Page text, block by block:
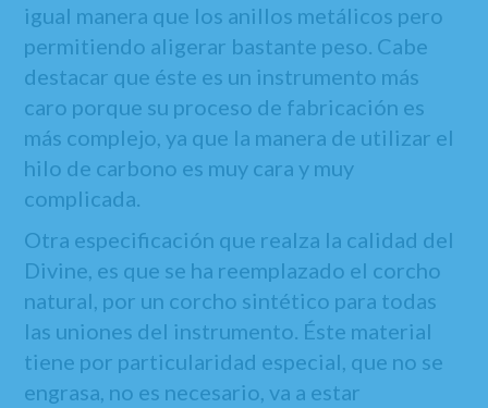
igual manera que los anillos metálicos pero
permitiendo aligerar bastante peso. Cabe
destacar que éste es un instrumento más
caro porque su proceso de fabricación es
más complejo, ya que la manera de utilizar el
hilo de carbono es muy cara y muy
complicada.
Otra especificación que realza la calidad del
Divine, es que se ha reemplazado el corcho
natural, por un corcho sintético para todas
las uniones del instrumento. Éste material
tiene por particularidad especial, que no se
engrasa, no es necesario, va a estar